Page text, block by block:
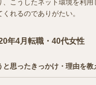
、こうしたネット環境を利用
れるのでありがたい。
年4月転職・40代女性
と思ったきっかけ・理由を教